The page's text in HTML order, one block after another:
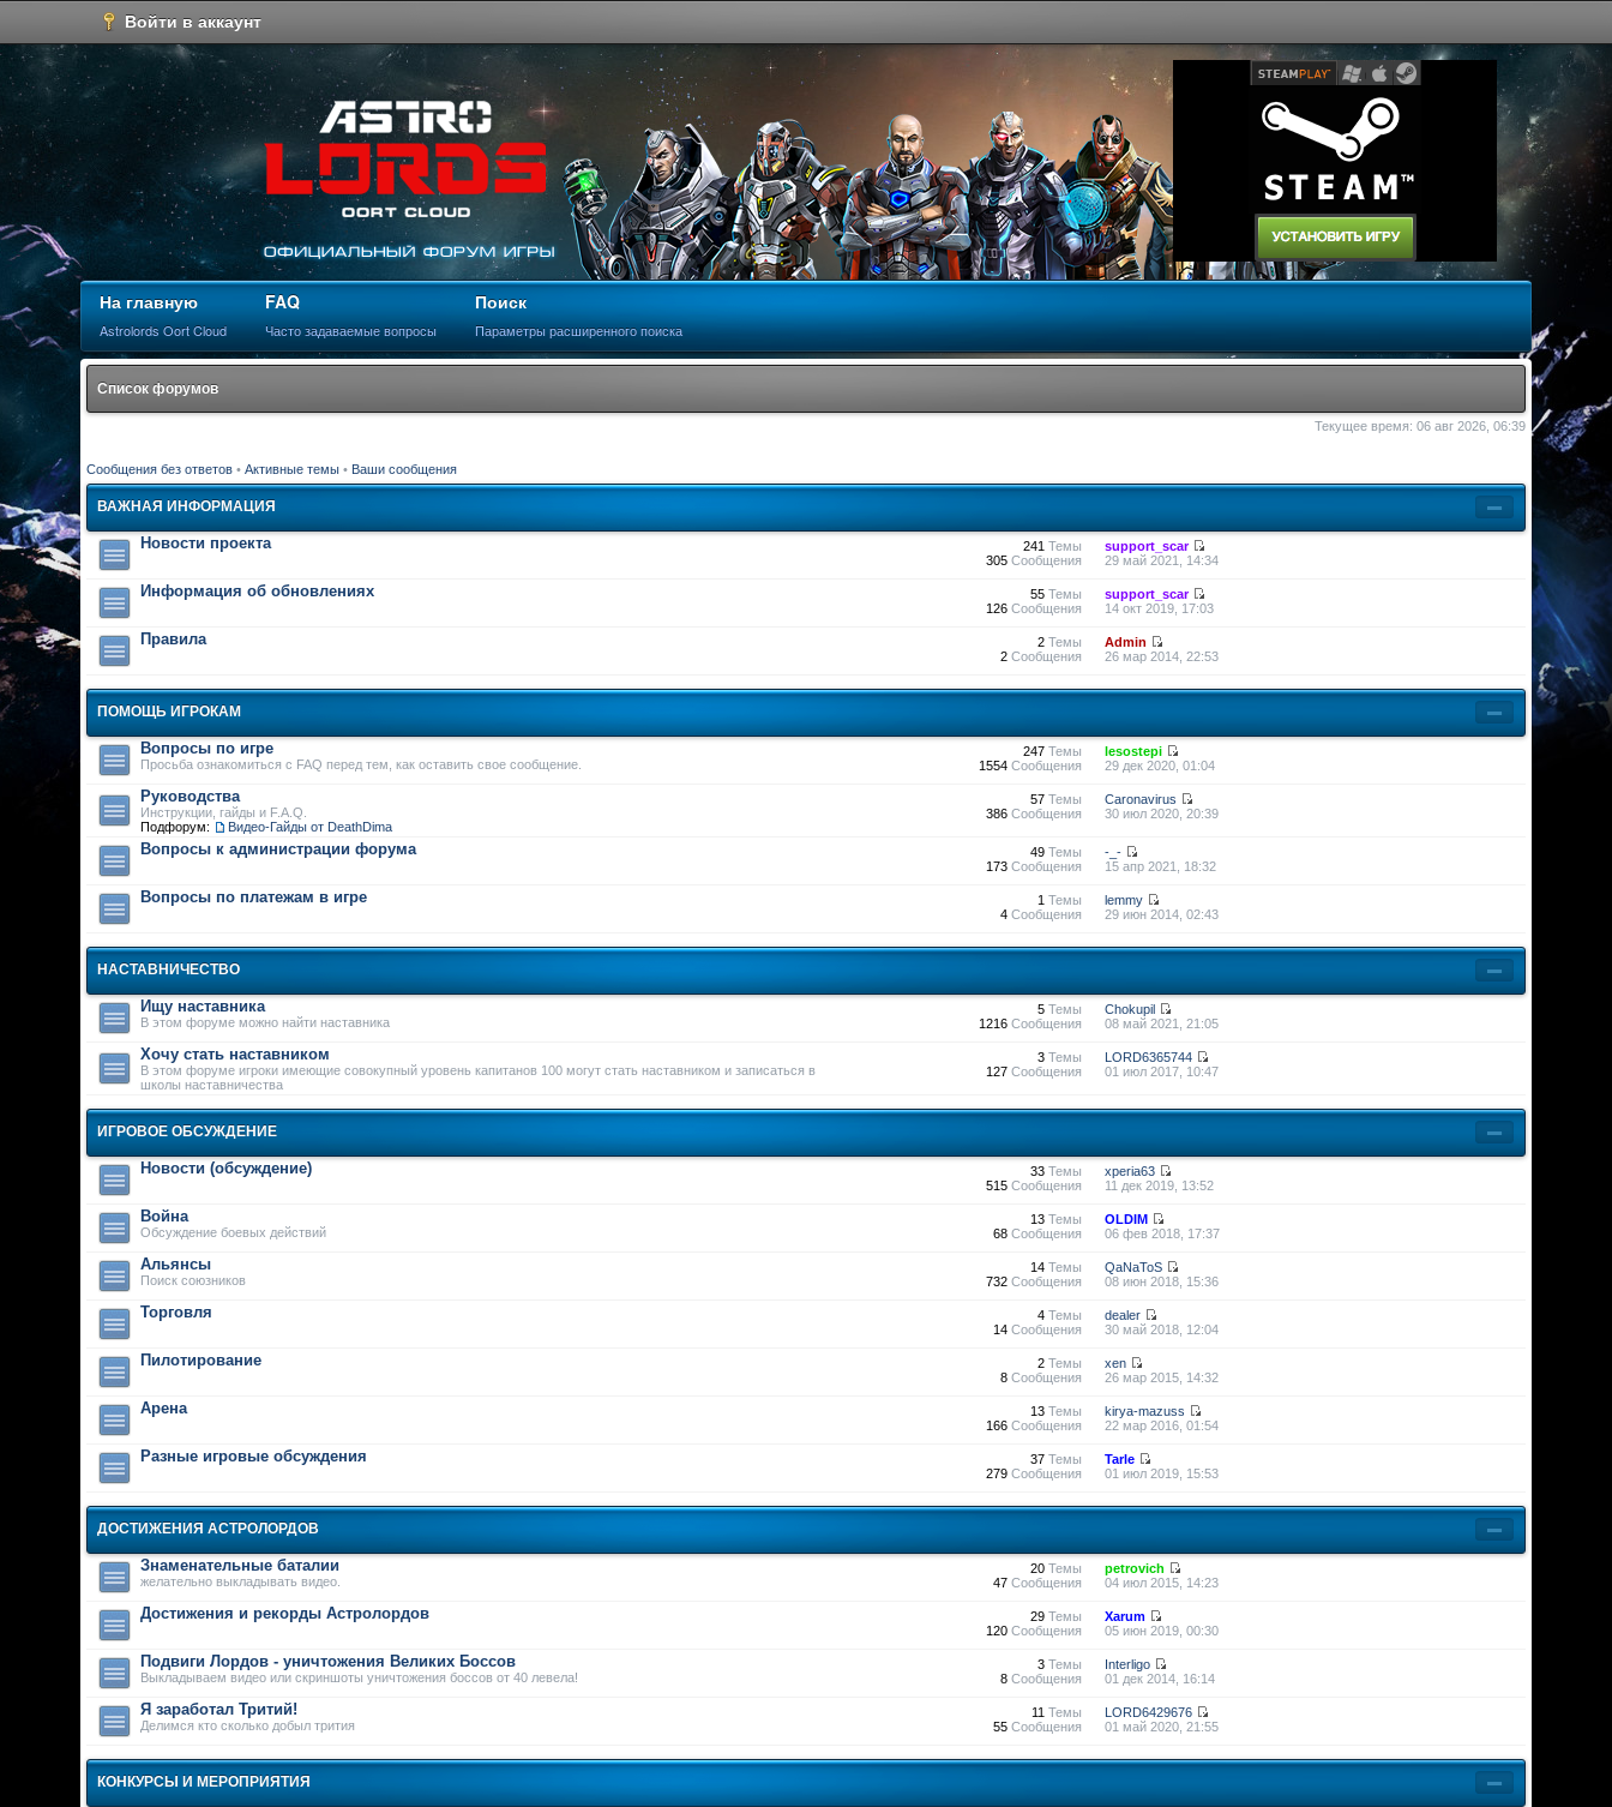
Войти в аккаунт
На главную
Astrolords Oort Cloud
FAQ
Часто задаваемые вопросы
Поиск
Параметры расширенного поиска
Список форумов
Текущее время: 06 авг 2026, 06:39
Сообщения без ответов •Активные темы • Ваши сообщения
ВАЖНАЯ ИНФОРМАЦИЯ
Новости проекта 241 Темы
305Сообщения
support_scar
29 май 2021, 14:34
Информация об обновлениях 55Темы
126Сообщения
support_scar
14 окт 2019, 17:03
Правила 2Темы
2Сообщения
Admin
26 мар 2014, 22:53
ПОМОЩЬ ИГРОКАМ
Вопросы по игре
Просьба ознакомиться с FAQ перед тем, как оставить свое сообщение.
247Темы
1554Сообщения
lesostepi
29 дек 2020, 01:04
Руководства
Инструкции, гайды и F.A.Q.
Подфорум:
Видео-Гайды от DeathDima
57Темы
386Сообщения
Caronavirus
30 июл 2020, 20:39
Вопросы к администрации форума 49Темы
173Сообщения
-_-
15 апр 2021, 18:32
Вопросы по платежам в игре 1 Темы
4Сообщения
lemmy
29 июн 2014, 02:43
НАСТАВНИЧЕСТВО
Ищу наставника
В этом форуме можно найти наставника
5Темы
1216Сообщения
Chokupil
08 май 2021, 21:05
Хочу стать наставником
В этом форуме игроки имеющие совокупный уровень капитанов 100 могут стать наставником и записаться в
школы наставничества
3Темы
127Сообщения
LORD6365744
01 июл 2017, 10:47
ИГРОВОЕ ОБСУЖДЕНИЕ
Новости (обсуждение) 33Темы
515Сообщения
xperia63
11 дек 2019, 13:52
Война
Обсуждение боевых действий
13Темы
68Сообщения
OLDIM
06 фев 2018, 17:37
Альянсы
Поиск союзников
14Темы
732Сообщения
QaNaToS
08 июн 2018, 15:36
Торговля 4Темы
14Сообщения
dealer
30 май 2018, 12:04
Пилотирование 2Темы
8Сообщения
xen
26 мар 2015, 14:32
Арена 13Темы
166Сообщения
kirya-mazuss
22 мар 2016, 01:54
Разные игровые обсуждения 37Темы
279Сообщения
Tarle
01 июл 2019, 15:53
ДОСТИЖЕНИЯ АСТРОЛОРДОВ
Знаменательные баталии
желательно выкладывать видео.
20Темы
47Сообщения
petrovich
04 июл 2015, 14:23
Достижения и рекорды Астролордов 29Темы
120Сообщения
Xarum
05 июн 2019, 00:30
Подвиги Лордов - уничтожения Великих Боссов
Выкладываем видео или скриншоты уничтожения боссов от 40 левела!
3Темы
8Сообщения
Interligo
01 дек 2014, 16:14
Я заработал Тритий!
Делимся кто сколько добыл трития
11 Темы
55Сообщения
LORD6429676
01 май 2020, 21:55
КОНКУРСЫ И МЕРОПРИЯТИЯ